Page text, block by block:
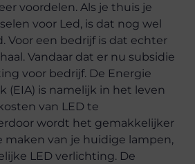
voordelen. Als je thuis je
voor Led, is dat nog wel
Voor een bedrijf is dat echter
Vandaar dat er nu subsidie
voor bedrijf. De Energie
(EIA) is namelijk in het leven
van LED te
wordt het gemakkelijker
maken van je huidige lampen,
LED verlichting. De